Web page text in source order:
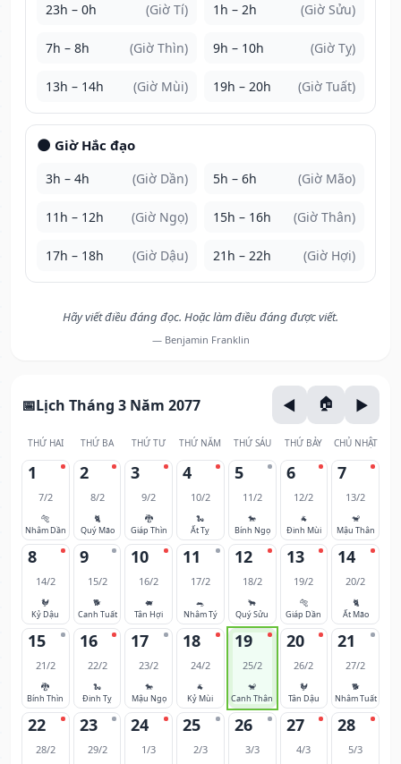
23h – 0h (Giờ Tí) 1h – 2h (Giờ Sửu)
7h – 8h (Giờ Thìn) 9h – 10h (Giờ Tỵ)
13h – 14h (Giờ Mùi) 19h – 20h (Giờ Tuất)
🌑 Giờ Hắc đạo
3h – 4h (Giờ Dần) 5h – 6h (Giờ Mão)
11h – 12h (Giờ Ngọ) 15h – 16h (Giờ Thân)
17h – 18h (Giờ Dậu) 21h – 22h (Giờ Hợi)
Hãy viết điều đáng đọc. Hoặc làm điều đáng được viết.
— Benjamin Franklin
Lịch Tháng 3 Năm 2077
THỨ HAI THỨ BA THỨ TƯ THỨ NĂM THỨ SÁU THỨ BẢY CHỦ NHẬT
1
7/2
🐅
Nhâm Dần
2
8/2
🐈
Quý Mão
3
9/2
🐉
Giáp Thìn
4
10/2
🐍
Ất Tỵ
5
11/2
🐎
Bính Ngọ
6
12/2
🐐
Đinh Mùi
7
13/2
🐒
Mậu Thân
8
14/2
🐓
Kỷ Dậu
9
15/2
🐕
Canh Tuất
10
16/2
🐖
Tân Hợi
11
17/2
🐀
Nhâm Tý
12
18/2
🐂
Quý Sửu
13
19/2
🐅
Giáp Dần
14
20/2
🐈
Ất Mão
15
21/2
🐉
Bính Thìn
16
22/2
🐍
Đinh Tỵ
17
23/2
🐎
Mậu Ngọ
18
24/2
🐐
Kỷ Mùi
19
25/2
🐒
Canh Thân
20
26/2
🐓
Tân Dậu
21
27/2
🐕
Nhâm Tuất
22
28/2
23
29/2
24
1/3
25
2/3
26
3/3
27
4/3
28
5/3